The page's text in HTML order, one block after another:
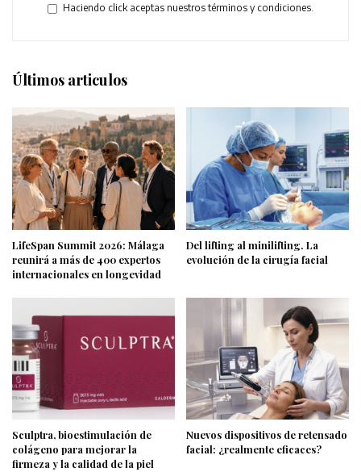
Haciendo click aceptas nuestros términos y condiciones.
Últimos articulos
LifeSpan Summit 2026: Málaga
reunirá a más de 400 expertos
internacionales en longevidad
Del lifting al minilifting. La
evolución de la cirugía facial
Sculptra, bioestimulación de
colágeno para mejorar la
firmeza y la calidad de la piel
Nuevos dispositivos de retensado
facial: ¿realmente eficaces?